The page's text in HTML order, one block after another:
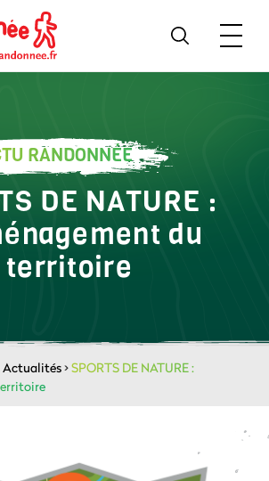
RANDONNÉE
DE NATURE :
du
territoire
Actualités>SPORTS DE NATURE :